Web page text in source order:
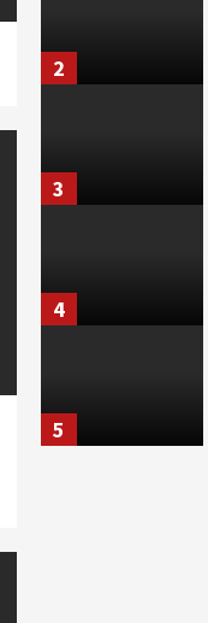
2
3
4
5